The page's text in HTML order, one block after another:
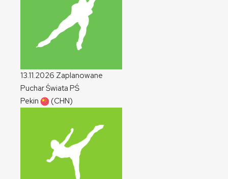
13.11.2026 Zaplanowane
Puchar Świata PŚ
Pekin
(CHN)